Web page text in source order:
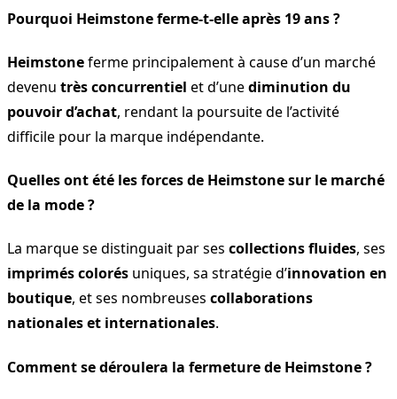
Pourquoi Heimstone ferme-t-elle après 19 ans ?
Heimstoneferme principalement à cause d’un marché
devenu très concurrentiel et d’unediminution du
pouvoir d’achat, rendant la poursuite de l’activité
difficile pour la marque indépendante.
Quelles ont été les forces de Heimstone sur le marché
de la mode ?
La marque se distinguait par ses collections fluides, ses
imprimés colorés uniques, sa stratégie d’innovation en
boutique, et ses nombreuses collaborations
nationales et internationales.
Comment se déroulera la fermeture de Heimstone ?